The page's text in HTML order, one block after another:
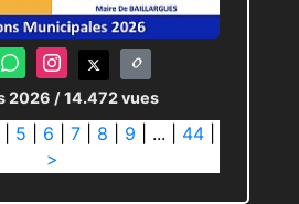
2026 / 14.472 vues
5 6 7 8 9 ... 44
>